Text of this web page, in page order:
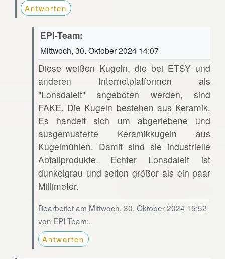
Antworten
EPI-Team:
Mittwoch, 30. Oktober 2024 14:07
Diese weißen Kugeln, die bei ETSY und
anderen Internetplatformen als
"Lonsdaleit" angeboten werden, sind
FAKE. Die Kugeln bestehen aus Keramik.
Es handelt sich um abgeriebene und
ausgemusterte Keramikkugeln aus
Kugelmühlen. Damit sind sie industrielle
Abfallprodukte. Echter Lonsdaleit ist
dunkelgrau und selten größer als ein paar
Millimeter.
Bearbeitet am Mittwoch, 30. Oktober 2024 15:52
von EPI-Team:.
Antworten